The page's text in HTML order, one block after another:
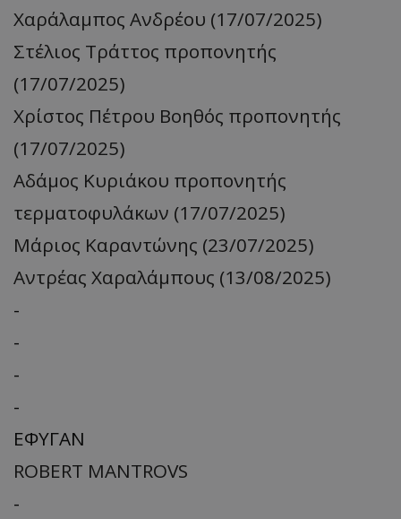
Χαράλαμπος Ανδρέου (17/07/2025)
Στέλιος Τράττος προπονητής
(17/07/2025)
Χρίστος Πέτρου Βοηθός προπονητής
(17/07/2025)
Αδάμος Κυριάκου προπονητής
τερματοφυλάκων (17/07/2025)
Μάριος Καραντώνης (23/07/2025)
Αντρέας Χαραλάμπους (13/08/2025)
-
-
-
-
ΕΦΥΓΑΝ
ROBERT MANTROVS
-